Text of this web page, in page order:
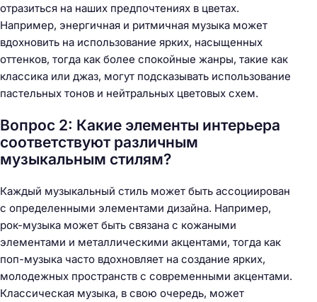
отразиться на наших предпочтениях в цветах.
Например, энергичная и ритмичная музыка может
вдохновить на использование ярких, насыщенных
оттенков, тогда как более спокойные жанры, такие как
классика или джаз, могут подсказывать использование
пастельных тонов и нейтральных цветовых схем.
Вопрос 2: Какие элементы интерьера
соответствуют различным
музыкальным стилям?
Каждый музыкальный стиль может быть ассоциирован
с определенными элементами дизайна. Например,
рок-музыка может быть связана с кожаными
элементами и металлическими акцентами, тогда как
поп-музыка часто вдохновляет на создание ярких,
молодежных пространств с современными акцентами.
Классическая музыка, в свою очередь, может